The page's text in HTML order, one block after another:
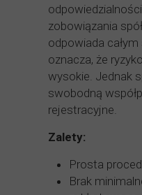
zobowiązania
odpowiada
oznacza, że
wysokie. Jednak
swobodną
rejestracyjne.
Zalety:
Prosta
Brak